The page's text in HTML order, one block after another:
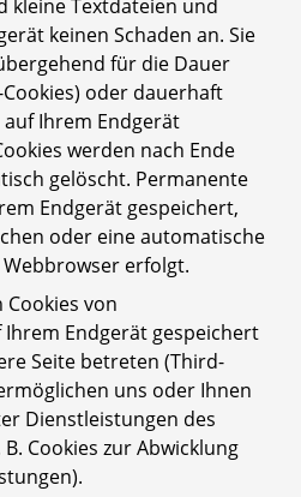
kleine Textdateien und
keinen Schaden an. Sie
für die Dauer
oder dauerhaft
Ihrem Endgerät
werden nach Ende
gelöscht. Permanente
Endgerät gespeichert,
oder eine automatische
erfolgt.
Cookies von
Endgerät gespeichert
Seite betreten (Third-
uns oder Ihnen
Dienstleistungen des
Cookies zur Abwicklung